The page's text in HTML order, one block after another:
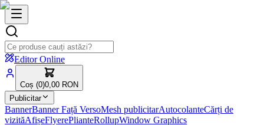
Editor Online
Coș (0)0,00 RON
Publicitar
BannerBanner Față VersoMesh publicitarAutocolanteCărți de
vizităAfișeFlyerePlianteRollupWindow Graphics